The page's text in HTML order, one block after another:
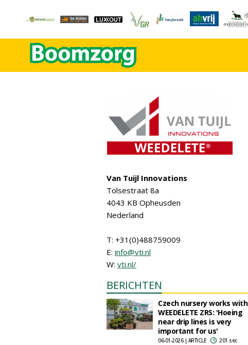
Van Tuijl Innovations
Tolsestraat 8a
4043 KB Opheusden
Nederland
T: +31(0)488759009
E: info@vti.nl
W: vti.nl/
BERICHTEN
Czech nursery works with
WEEDELETE ZRS: 'Hoeing
near drip lines is very
important for us'
06-01-2026 | ARTICLE 201 sec